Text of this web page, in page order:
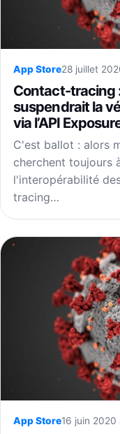
App Store28 juillet
Contact-tracing
suspendrait la
via l’API
C'est ballot : alors
cherchent toujours
l'interopérabilité
tracing…
App Store16 juin 2020